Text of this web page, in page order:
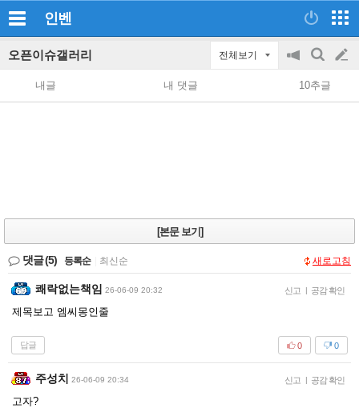
인벤
오픈이슈갤러리 전체보기
공
지
on/off
검
색
글
쓰
내글 내 댓글 10추글
[본문 보기]
댓글(5) 등록순 최신순 새로고침
쾌락없는책임 26-06-09 20:32 신고 | 공감 확인
제목보고 엠씨몽인줄
답글 0
0
주성치 26-06-09 20:34 신고 | 공감 확인
고자?